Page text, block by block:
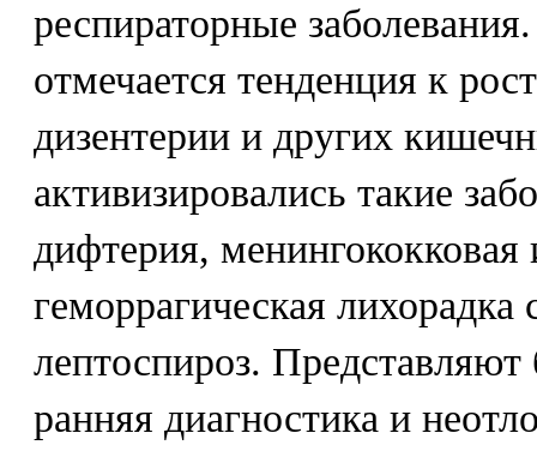
респираторные
отмечается тенденция к
дизентерии и других
активизировались такие
дифтерия,
геморрагическая
лептоспироз.
ранняя диагностика и